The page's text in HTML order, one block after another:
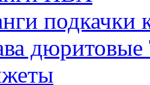
подкачки